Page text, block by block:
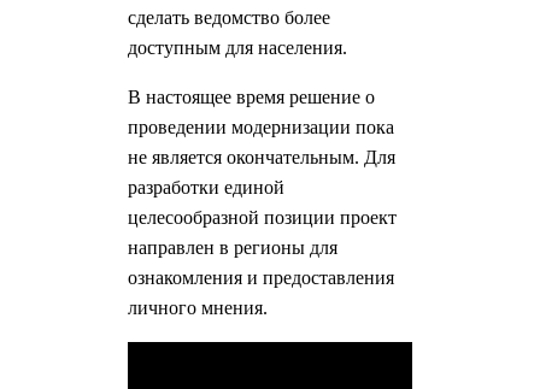
сделать ведомство более
доступным для населения.
В настоящее время решение о
проведении модернизации пока
не является окончательным. Для
разработки единой
целесообразной позиции проект
направлен в регионы для
ознакомления и предоставления
личного мнения.